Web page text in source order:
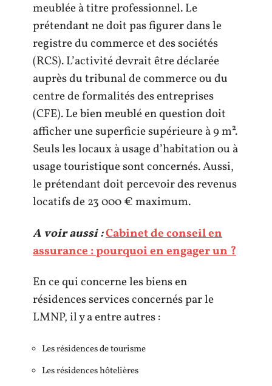
meublée à titre professionnel. Le
prétendant ne doit pas figurer dans le
registre du commerce et des sociétés
(RCS). L’activité devrait être déclarée
auprès du tribunal de commerce ou du
centre de formalités des entreprises
(CFE). Le bien meublé en question doit
afficher une superficie supérieure à 9 m².
Seuls les locaux à usage d’habitation ou à
usage touristique sont concernés. Aussi,
le prétendant doit percevoir des revenus
locatifs de 23 000 € maximum.
A voir aussi :Cabinet de conseil en
assurance : pourquoi en engager un ?
En ce qui concerne les biens en
résidences services concernés par le
LMNP, il y a entre autres :
Les résidences de tourisme
Les résidences hôtelières